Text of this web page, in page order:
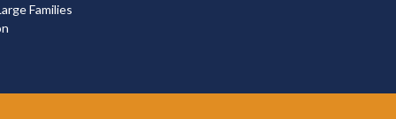
Families